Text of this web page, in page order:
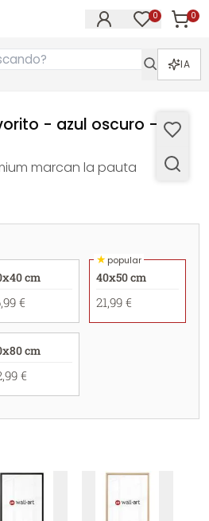
0 0
IA
- azul oscuro -
marcan la pauta
cm
€
★popular
40x50 cm
21,99 €
cm
€